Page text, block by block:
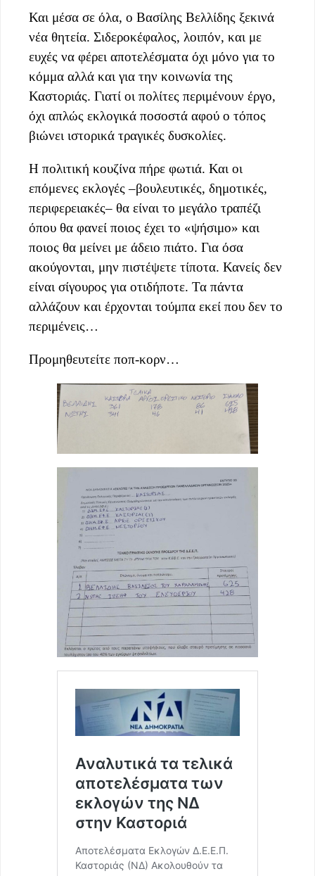
Και μέσα σε όλα, ο Βασίλης Βελλίδης ξεκινά
νέα θητεία. Σιδεροκέφαλος, λοιπόν, και με
ευχές να φέρει αποτελέσματα όχι μόνο για το
κόμμα αλλά και για την κοινωνία της
Καστοριάς. Γιατί οι πολίτες περιμένουν έργο,
όχι απλώς εκλογικά ποσοστά αφού ο τόπος
βιώνει ιστορικά τραγικές δυσκολίες.
Η πολιτική κουζίνα πήρε φωτιά. Και οι
επόμενες εκλογές –βουλευτικές, δημοτικές,
περιφερειακές– θα είναι το μεγάλο τραπέζι
όπου θα φανεί ποιος έχει το «ψήσιμο» και
ποιος θα μείνει με άδειο πιάτο. Για όσα
ακούγονται, μην πιστέψετε τίποτα. Κανείς δεν
είναι σίγουρος για οτιδήποτε. Τα πάντα
αλλάζουν και έρχονται τούμπα εκεί που δεν το
περιμένεις…
Προμηθευτείτε ποπ-κορν…